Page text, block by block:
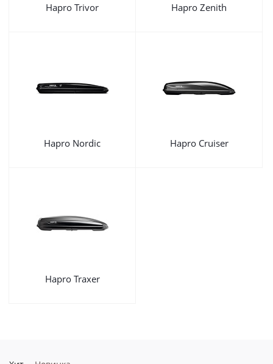
Hapro Trivor Hapro Zenith
Hapro Nordic Hapro Cruiser
Hapro Traxer